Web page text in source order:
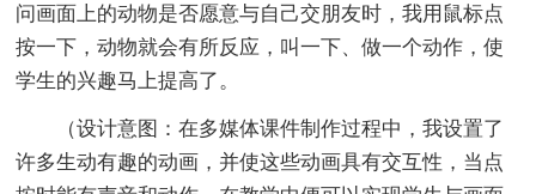
问画面上的动物是否愿意与自己交朋友时，我用鼠标点
按一下，动物就会有所反应，叫一下、做一个动作，使
学生的兴趣马上提高了。
（设计意图：在多媒体课件制作过程中，我设置了
许多生动有趣的动画，并使这些动画具有交互性，当点